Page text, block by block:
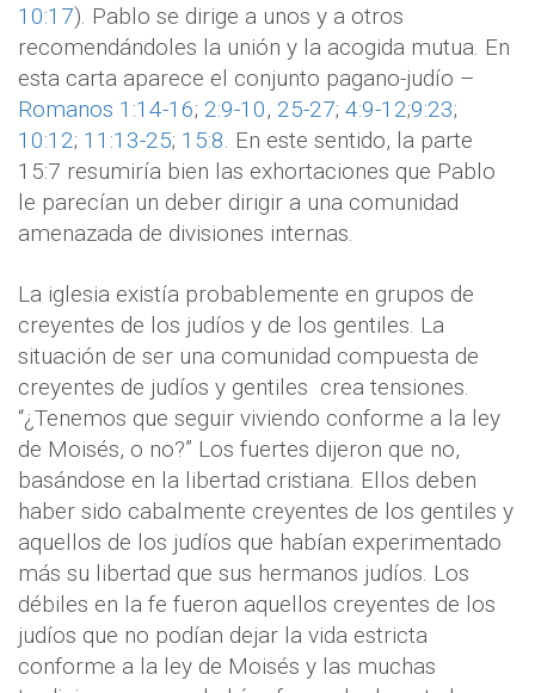
10:17). Pablo se dirige a unos y a otros
recomendándoles la unión y la acogida mutua. En
esta carta aparece el conjunto pagano-judío –
Romanos 1:14-16; 2:9-10, 25-27; 4:9-12;9:23;
10:12; 11:13-25; 15:8. En este sentido, la parte
15:7 resumiría bien las exhortaciones que Pablo
le parecían un deber dirigir a una comunidad
amenazada de divisiones internas.
La iglesia existía probablemente en grupos de
creyentes de los judíos y de los gentiles. La
situación de ser una comunidad compuesta de
creyentes de judíos y gentiles crea tensiones.
“¿Tenemos que seguir viviendo conforme a la ley
de Moisés, o no?” Los fuertes dijeron que no,
basándose en la libertad cristiana. Ellos deben
haber sido cabalmente creyentes de los gentiles y
aquellos de los judíos que habían experimentado
más su libertad que sus hermanos judíos. Los
débiles en la fe fueron aquellos creyentes de los
judíos que no podían dejar la vida estricta
conforme a la ley de Moisés y las muchas